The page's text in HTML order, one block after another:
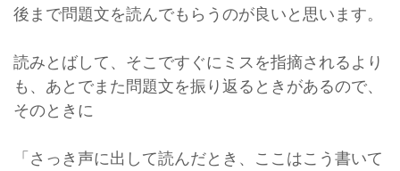
後まで問題文を読んでもらうのが良いと思います。
読みとばして、そこですぐにミスを指摘されるより
も、あとでまた問題文を振り返るときがあるので、
そのときに
「さっき声に出して読んだとき、ここはこう書いて